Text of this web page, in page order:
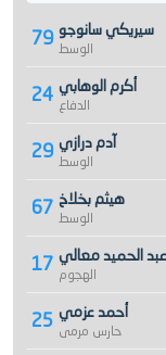
79 سيريكي سانوجو
الوسط
24 أكرم الوهابي
الدفاع
29 آدم درازي
الوسط
67 هيثم بخلاخ
الوسط
17 عبد الحميد معالي
الهجوم
25 أحمد عزمي
حارس مرمى